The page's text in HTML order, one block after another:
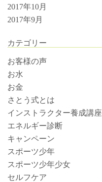
2017年10月
2017年9月
カテゴリー
お客様の声
お水
お金
さとう式とは
インストラクター養成講座
エネルギー診断
キャンペーン
スポーツ少年
スポーツ少年少女
セルフケア